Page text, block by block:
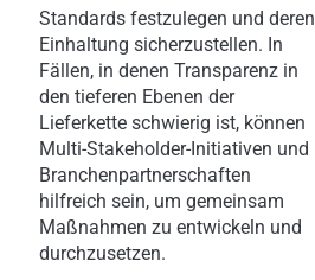
Standards festzulegen und deren
Einhaltung sicherzustellen. In
Fällen, in denen Transparenz in
den tieferen Ebenen der
Lieferkette schwierig ist, können
Multi-Stakeholder-Initiativen und
Branchenpartnerschaften
hilfreich sein, um gemeinsam
Maßnahmen zu entwickeln und
durchzusetzen.